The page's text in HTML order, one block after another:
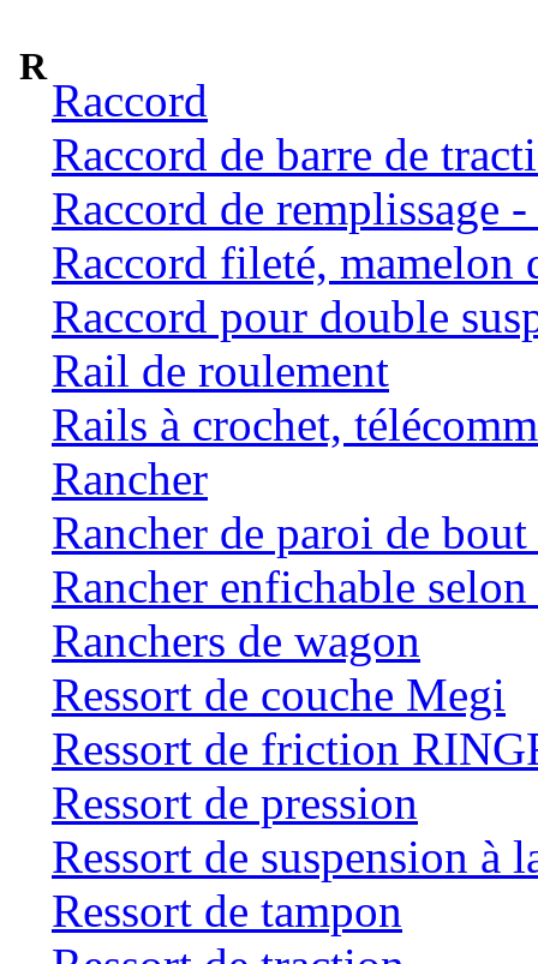
R
Raccord
Raccord de barre de
Raccord de remplissage
Raccord fileté, mamelon
Raccord pour double
Rail de roulement
Rails à crochet,
Rancher
Rancher de paroi de
Rancher enfichable
Ranchers de wagon
Ressort de couche Megi
Ressort de friction
Ressort de pression
Ressort de suspension à
Ressort de tampon